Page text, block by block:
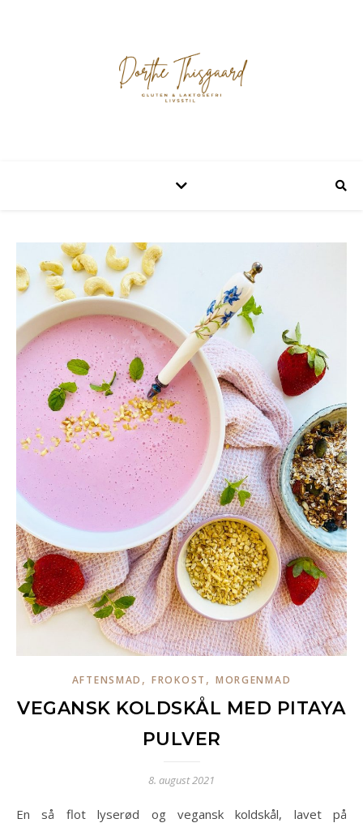
AFTENSMAD ,FROKOST , MORGENMAD
VEGANSK KOLDSKÅL MED PITAYA
PULVER
8. august 2021
En så flot lyserød og vegansk koldskål, lavet på